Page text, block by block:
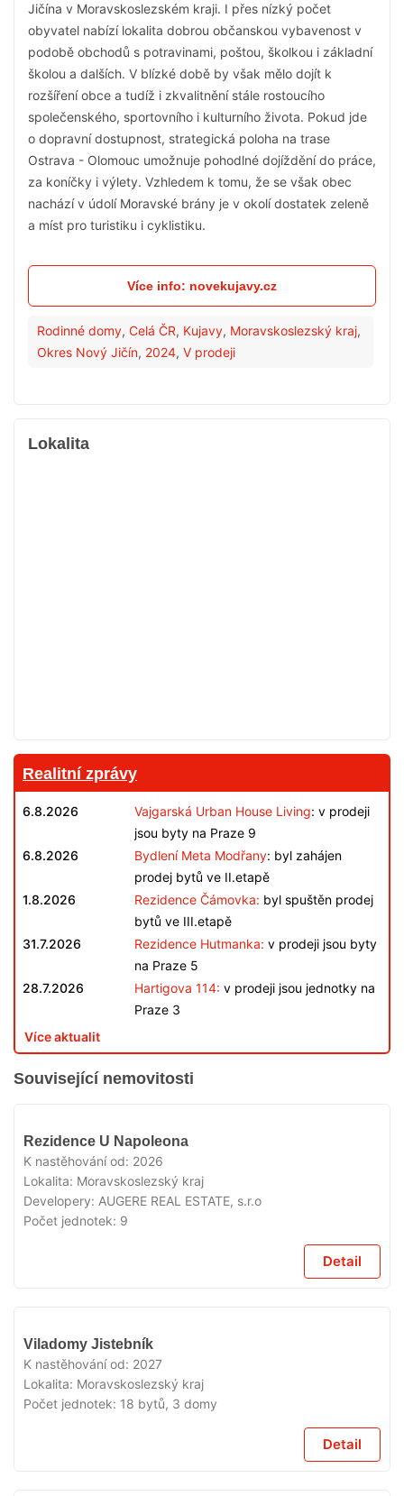
Jičína v Moravskoslezském kraji. I přes nízký počet
obyvatel nabízí lokalita dobrou občanskou vybavenost v
podobě obchodů s potravinami, poštou, školkou i základní
školou a dalších. V blízké době by však mělo dojít k
rozšíření obce a tudíž i zkvalitnění stále rostoucího
společenského, sportovního i kulturního života. Pokud jde
o dopravní dostupnost, strategická poloha na trase
Ostrava - Olomouc umožnuje pohodlné dojíždění do práce,
za koníčky i výlety. Vzhledem k tomu, že se však obec
nachází v údolí Moravské brány je v okolí dostatek zeleně
a míst pro turistiku i cyklistiku.
Více info: novekujavy.cz
Rodinné domy, Celá ČR, Kujavy, Moravskoslezský kraj,
Okres Nový Jičín, 2024, V prodeji
Lokalita
Realitní zprávy
6.8.2026 Vajgarská Urban House Living: v prodeji
jsou byty na Praze 9
6.8.2026
Bydlení Meta Modřany: byl zahájen
prodej bytů ve II.etapě
1.8.2026
Rezidence Čámovka: byl spuštěn prodej
bytů ve III.etapě
31.7.2026
Rezidence Hutmanka: v prodeji jsou byty
na Praze 5
28.7.2026
Hartigova 114: v prodeji jsou jednotky na
Praze 3
Více aktualit
Související nemovitosti
Rezidence U Napoleona
K nastěhování od: 2026
Lokalita: Moravskoslezský kraj
Developery: AUGERE REAL ESTATE, s.r.o
Počet jednotek: 9
Detail
Viladomy Jistebník
K nastěhování od: 2027
Lokalita: Moravskoslezský kraj
Počet jednotek: 18 bytů, 3 domy
Detail